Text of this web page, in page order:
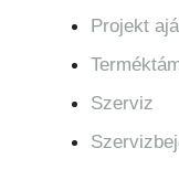
Projekt
Szerviz